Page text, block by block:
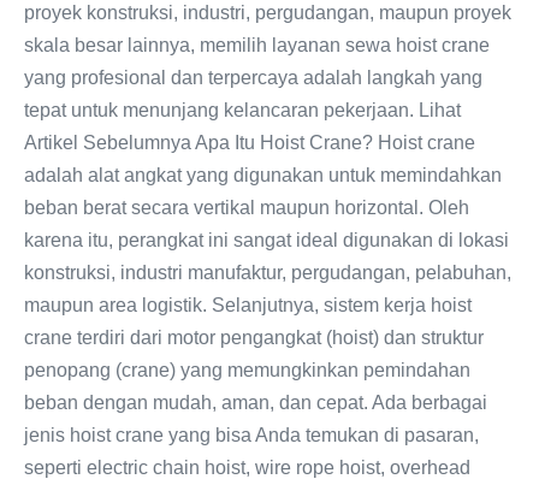
proyek konstruksi, industri, pergudangan, maupun proyek
skala besar lainnya, memilih layanan sewa hoist crane
yang profesional dan terpercaya adalah langkah yang
tepat untuk menunjang kelancaran pekerjaan. Lihat
Artikel Sebelumnya Apa Itu Hoist Crane? Hoist crane
adalah alat angkat yang digunakan untuk memindahkan
beban berat secara vertikal maupun horizontal. Oleh
karena itu, perangkat ini sangat ideal digunakan di lokasi
konstruksi, industri manufaktur, pergudangan, pelabuhan,
maupun area logistik. Selanjutnya, sistem kerja hoist
crane terdiri dari motor pengangkat (hoist) dan struktur
penopang (crane) yang memungkinkan pemindahan
beban dengan mudah, aman, dan cepat. Ada berbagai
jenis hoist crane yang bisa Anda temukan di pasaran,
seperti electric chain hoist, wire rope hoist, overhead